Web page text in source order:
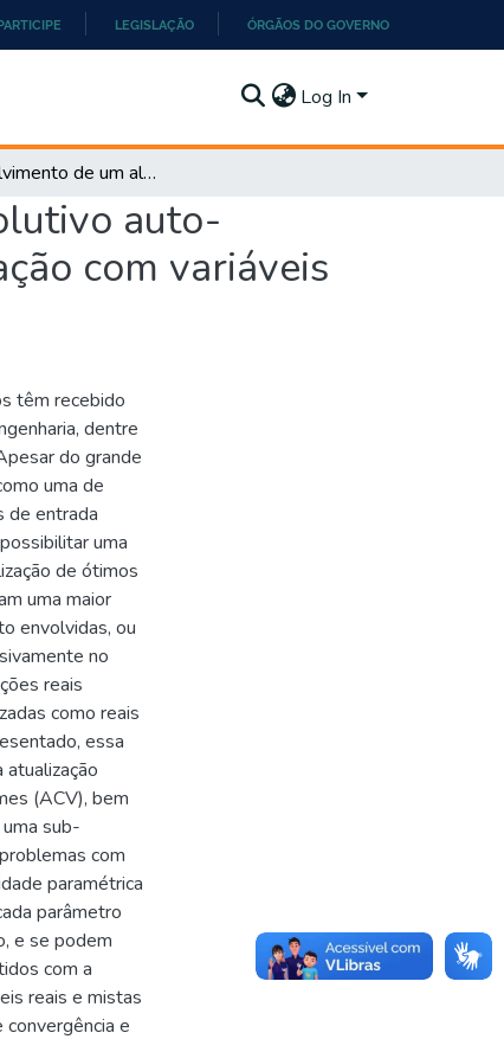
LEGISLAÇÃO ÓRGÃOS DO GOVERNO
Log In
Desenvolvimento de um algoritmo de otimização evolutivo auto-adaptativo para a resolução de problemas de otimização com variáveis mistas
auto-
com variáveis
têm recebido
dentre
do grande
uma de
de entrada
uma
de ótimos
uma maior
envolvidas, ou
no
reais
como reais
essa
(ACV), bem
sub-
com
paramétrica
parâmetro
e se podem
com a
reais e mistas
e